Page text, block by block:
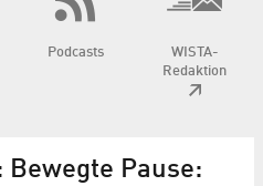
Podcasts
WISTA-
Redaktion
Pause: